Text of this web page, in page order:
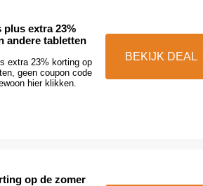
plus extra 23%
andere tabletten
extra 23% korting op
geen coupon code
hier klikken.
BEKIJK DEAL
op de zomer